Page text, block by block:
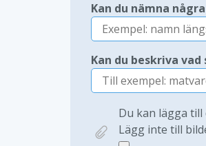
Kan du nämna
Kan du beskriva
Du kan lägga
Lägg inte till